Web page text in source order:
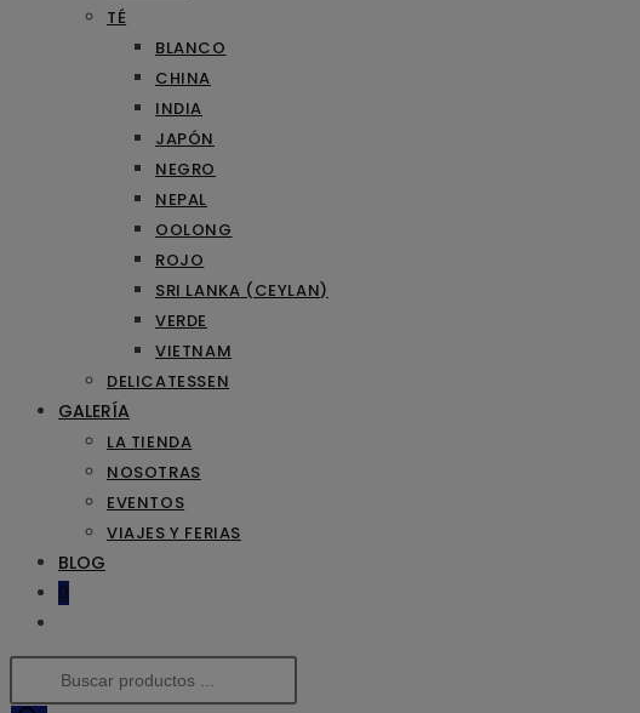
TÉ
BLANCO
CHINA
INDIA
JAPÓN
NEGRO
NEPAL
OOLONG
ROJO
SRI LANKA (CEYLAN)
VERDE
VIETNAM
DELICATESSEN
GALERÍA
LA TIENDA
NOSOTRAS
EVENTOS
VIAJES Y FERIAS
BLOG
0
BÚSQUEDA
DE
Búsqueda
de